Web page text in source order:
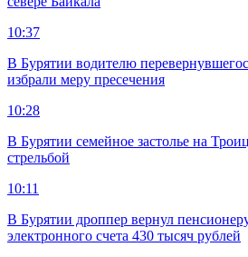
10:37
В Бурятии водителю
избрали меру пресечения
10:28
В Бурятии семейное застолье на
стрельбой
10:11
В Бурятии дроппер вернул
электронного счета 430 тысяч рублей